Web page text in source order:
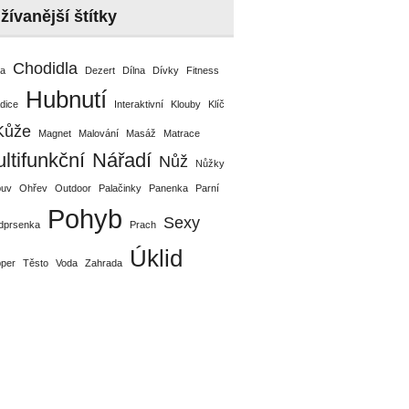
štítky
Chodidla Dezert Dílna Dívky Fitness
Hubnutí Interaktivní Klouby Klíč
Magnet Malování Masáž Matrace
Nářadí Nůž Nůžky
Ohřev Outdoor Palačinky Panenka Parní
Pohyb Prach Sexy
Těsto Voda Zahrada Úklid